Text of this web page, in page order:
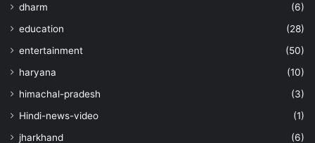
dharm
(6)
education
(28)
entertainment
(50)
haryana
(10)
himachal-pradesh
(3)
Hindi-news-video
(1)
jharkhand
(6)